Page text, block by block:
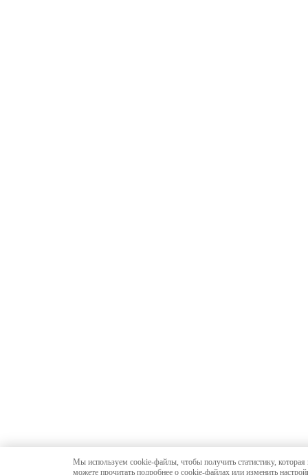
Мы используем cookie-файлы, чтобы получить статистику,
можете прочитать подробнее о cookie-файлах или изменить